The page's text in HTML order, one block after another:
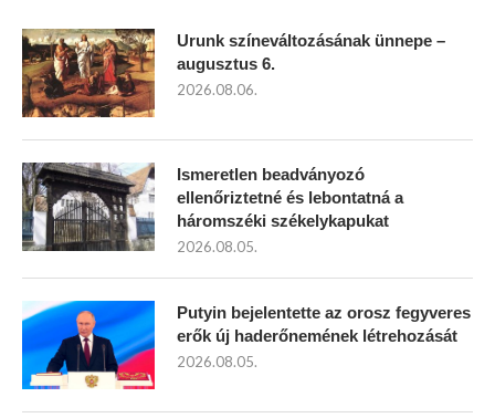
Urunk színeváltozásának ünnepe –
augusztus 6.
2026.08.06.
Ismeretlen beadványozó
ellenőriztetné és lebontatná a
háromszéki székelykapukat
2026.08.05.
Putyin bejelentette az orosz fegyveres
erők új haderőnemének létrehozását
2026.08.05.